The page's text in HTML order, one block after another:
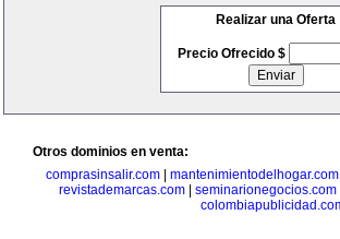
Realizar una Oferta
Precio Ofrecido $
Otros dominios en venta:
comprasinsalir.com
mantenimientodelhogar.com
revistademarcas.com
seminarionegocios.com